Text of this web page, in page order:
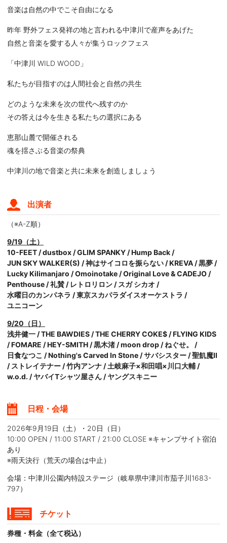
⾳楽は⾃然の中でこそ⾃由になる
昨年 野外フェス発祥の地と⾔われる中津川で産声をあげた
⾃然と⾳楽を愛する⼈々が集うロックフェス
「中津川 WILD WOOD」
私たちが⽬指すのは⼈間社会と⾃然の共⽣
どのような未来を次の世代へ残すのか
その答えは今を⽣きる私たちの選択にある
恵那⼭麓で開催される
魂を揺さぶる⾳楽の祭典
中津川の地で⾳楽と共に未来を創造しましょう
出演者
（※A-Z順）
9/19（土）
10-FEET /dustbox /GLIM SPANKY /Hump Back /
JUN SKY WALKER(S) /神はサイコロを振らない /KREVA /黒夢 /
Lucky Kilimanjaro /Omoinotake /Original Love & CADEJO /
Penthouse /礼賛 / レトロリロン / スガ シカオ /
水曜日のカンパネラ /東京スカパラダイスオーケストラ /
ユニコーン
9/20（日）
浅井健⼀ /THE BAWDIES /THE CHERRY COKE$ /FLYING KIDS
/FOMARE /HEY-SMITH /黒木渚 /moon drop /ねぐせ。
/
日食なつこ /Nothing's Carved In Stone /サバシスター /聖飢魔II
/ ストレイテナー /竹内アンナ /土岐麻子×和田唱×川口大輔 /
w.o.d. /ヤバイTシャツ屋さん /ヤングスキニー
日程・会場
2026年9月19日（土）・20日（日）
10:00 OPEN / 11:00 START / 21:00 CLOSE ※キャンプサイト宿泊
あり
※雨天決行（荒天の場合は中止）
会場：中津川公園内特設ステージ（岐阜県中津川市茄子川1683-
797）
チケット
券種・料金（全て税込）